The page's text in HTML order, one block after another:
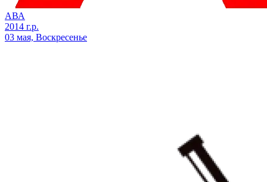
АВА
2014 г.р.
03 мая, Воскресенье